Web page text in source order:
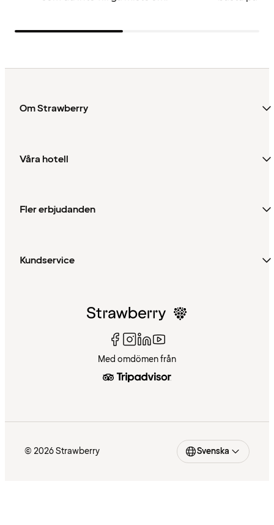
Om Strawberry
Våra hotell
Fler erbjudanden
Kundservice
Med omdömen från
© 2026 Strawberry Svenska